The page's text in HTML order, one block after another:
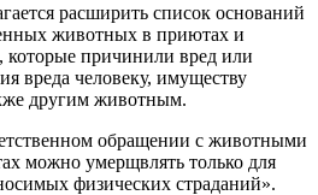
расширить список оснований
животных в приютах и
которые причинили вред или
вреда человеку, имуществу
другим животным.
обращении с животными
можно умерщвлять только для
физических страданий».